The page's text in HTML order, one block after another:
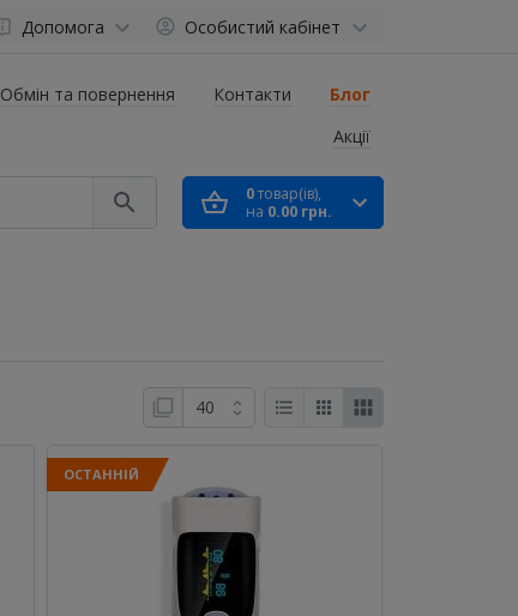
Допомога Особистий кабінет
Обмін та повернення Контакти
Блог
Акції
0товар(ів),
на 0.00 грн.
ОСТАННІЙ